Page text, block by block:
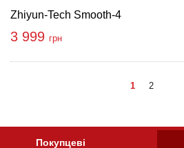
Zhiyun-Tech Smooth-4
3 999 грн
1 2
Покупцеві